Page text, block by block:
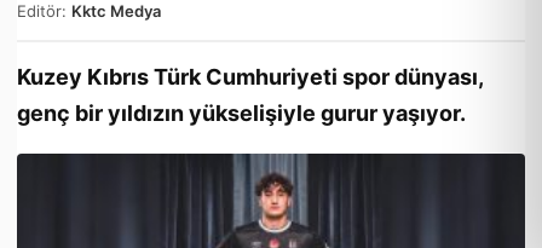
Editör: Kktc Medya
Kuzey Kıbrıs Türk Cumhuriyeti spor dünyası,
genç bir yıldızın yükselişiyle gurur yaşıyor.